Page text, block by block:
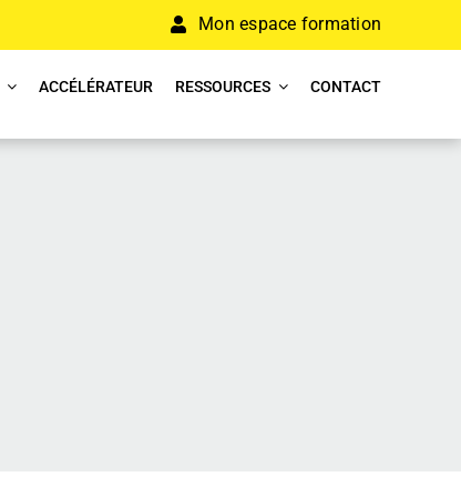
Mon espace formation
ACCÉLÉRATEUR RESSOURCES CONTACT